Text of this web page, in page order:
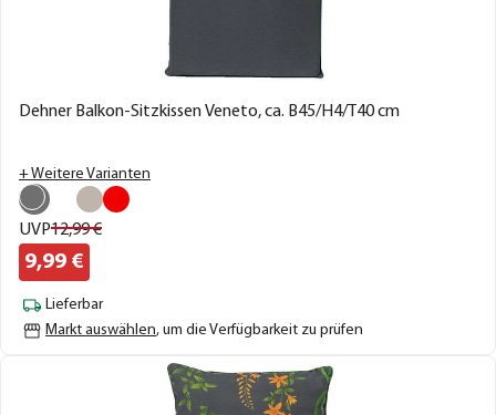
Dehner Balkon-Sitzkissen Veneto, ca. B45/H4/T40 cm
+ Weitere Varianten
UVP12,99€
9,99 €
Lieferbar
Markt auswählen, um die Verfügbarkeit zu prüfen